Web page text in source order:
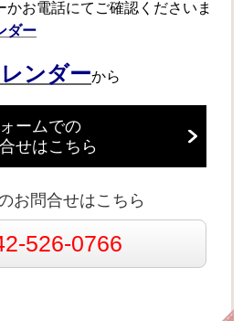
かお電話にてご確認くださいま
ダー
ンダーから
ームでの
せはこちら
お問合せはこちら
526-0766